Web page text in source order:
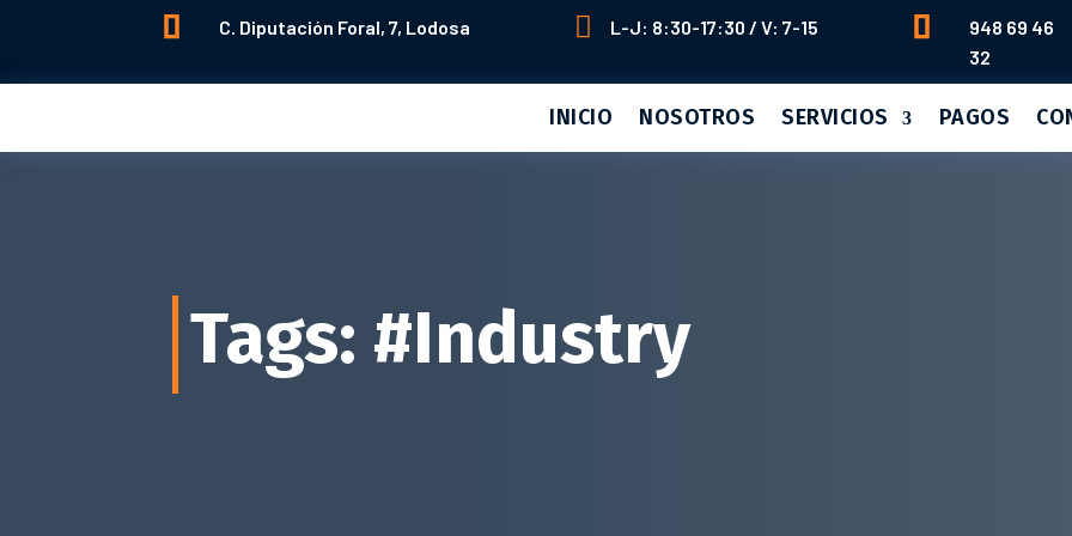
 C. Diputación Foral, 7, Lodosa  L-J: 8:30-17:30 / V: 7-15 
948 69 46
32
INICIO NOSOTROS SERVICIOS PAGOS
Tags: #Industry